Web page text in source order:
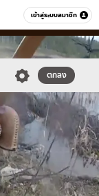
เข้าสู่ระบบสมาชิก
หมวดอื่นๆ
ตกลง